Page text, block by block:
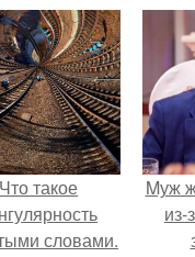
Что такое
словами.
Mуж
из-